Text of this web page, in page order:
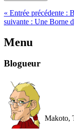
« Entrée précédente :
suivante : Une Borne
Menu
Blogueur
Makoto,